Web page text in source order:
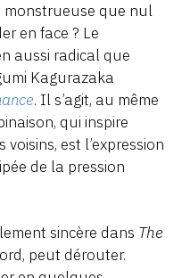
monstrueuse que nul
en face ? Le
aussi radical que
Kagurazaka
. Il s’agit, au même
qui inspire
est l’expression
de la pression
sincère dans The
peut dérouter.